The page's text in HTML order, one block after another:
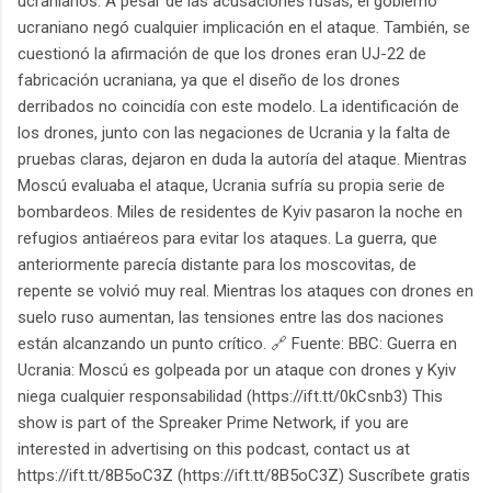
ucraniano negó cualquier implicación en el ataque. También, se
cuestionó la afirmación de que los drones eran UJ-22 de
fabricación ucraniana, ya que el diseño de los drones
derribados no coincidía con este modelo. La identificación de
los drones, junto con las negaciones de Ucrania y la falta de
pruebas claras, dejaron en duda la autoría del ataque. Mientras
Moscú evaluaba el ataque, Ucrania sufría su propia serie de
bombardeos. Miles de residentes de Kyiv pasaron la noche en
refugios antiaéreos para evitar los ataques. La guerra, que
anteriormente parecía distante para los moscovitas, de
repente se volvió muy real. Mientras los ataques con drones en
suelo ruso aumentan, las tensiones entre las dos naciones
están alcanzando un punto crítico. 🔗 Fuente: BBC: Guerra en
Ucrania: Moscú es golpeada por un ataque con drones y Kyiv
niega cualquier responsabilidad (https://ift.tt/0kCsnb3) This
show is part of the Spreaker Prime Network, if you are
interested in advertising on this podcast, contact us at
https://ift.tt/8B5oC3Z (https://ift.tt/8B5oC3Z) Suscríbete gratis